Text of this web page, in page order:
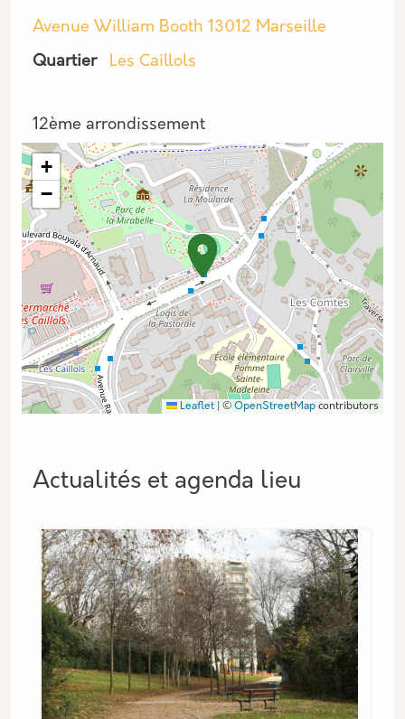
Avenue William Booth 13012 Marseille
Quartier
Les Caillols
Arrondissement
12ème arrondissement
+
−
Leaflet ©OpenStreetMap contributors
Actualités et agenda lieu